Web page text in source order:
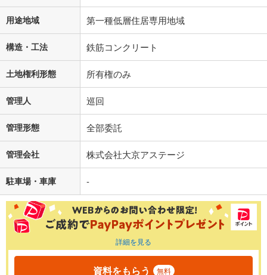
用途地域 第一種低層住居専用地域
構造・工法 鉄筋コンクリート
土地権利形態 所有権のみ
管理人 巡回
管理形態 全部委託
管理会社 株式会社大京アステージ
駐車場・車庫 -
詳細を見る
資料をもらう 無料